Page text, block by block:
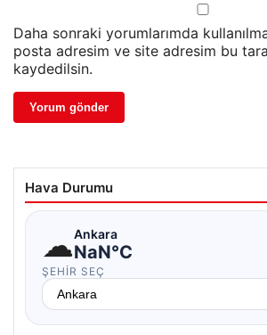
Daha sonraki yorumlarımda
posta adresim ve site adresim bu
kaydedilsin.
Hava Durumu
☁Ankara
NaN°C
ŞEHIR SEÇ